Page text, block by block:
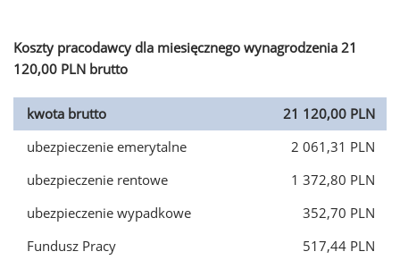
Koszty pracodawcy dla miesięcznego wynagrodzenia 21
120,00 PLN brutto
kwota brutto
21 120,00 PLN
ubezpieczenie emerytalne
2 061,31 PLN
ubezpieczenie rentowe
1 372,80 PLN
ubezpieczenie wypadkowe
352,70 PLN
Fundusz Pracy
517,44 PLN